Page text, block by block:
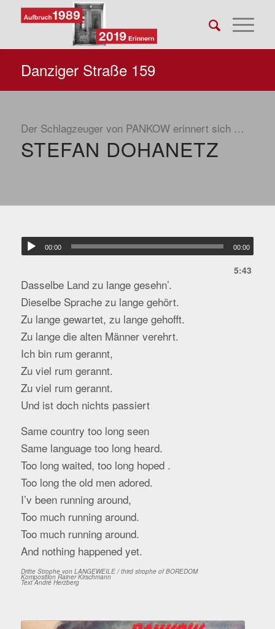
Danziger Straße 159
Der Schlagzeuger von PANKOW erinnert sich …
STEFAN DOHANETZ
00:00 00:00
5:43
Dasselbe Land zu lange gesehn’.
Dieselbe Sprache zu lange gehört.
Zu lange gewartet, zu lange gehofft.
Zu lange die alten Männer verehrt.
Ich bin rum gerannt,
Zu viel rum gerannt.
Zu viel rum gerannt.
Und ist doch nichts passiert
Same country too long seen
Same language too long heard.
Too long waited, too long hoped .
Too long the old men adored.
I’v been running around,
Too much running around.
Too much running around.
And nothing happened yet.
Dritte Strophe von LANGEWEILE / third strophe of BOREDOM
Komposition Rainer Kirschmann
Text André Herzberg